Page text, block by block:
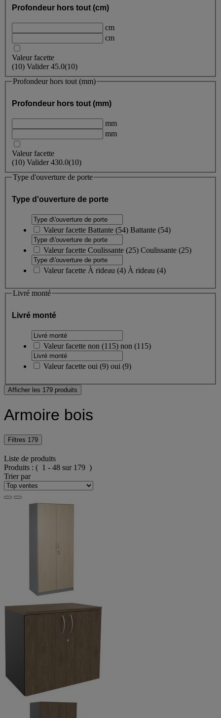
Profondeur hors tout (cm)
cm
cm
Valeur facette
(10) Valider45.0(10)
Profondeur hors tout (mm)
Profondeur hors tout (mm)
mm
mm
Valeur facette
(10) Valider430.0(10)
Type d'ouverture de porte
Type d'ouverture de porte
Valeur facette Battante (54) Battante (54)
Valeur facette Coulissante (25) Coulissante (25)
Valeur facette À rideau (4) À rideau (4)
Livré monté
Livré monté
Valeur facette non (115) non (115)
Valeur facette oui (9) oui (9)
Afficher les 179 produits
Armoire bois
Filtres 179
Liste de produits
Produits : ( 1 - 48 sur 179 )
Trier par